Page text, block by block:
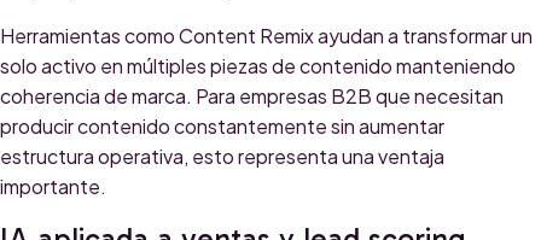
Herramientas como Content Remix ayudan a transformar un
solo activo en múltiples piezas de contenido manteniendo
coherencia de marca. Para empresas B2B que necesitan
producir contenido constantemente sin aumentar
estructura operativa, esto representa una ventaja
importante.